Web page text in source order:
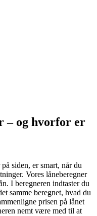
– og hvorfor er
siden, er smart, når du
Vores låneberegner
I beregneren indtaster du
samme beregnet, hvad du
prisen på lånet
nemt være med til at